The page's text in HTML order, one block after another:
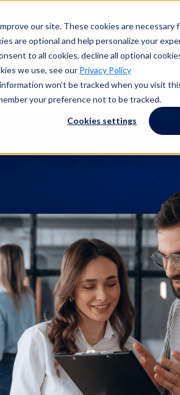
our site. These cookies are
are optional and help personalize your
to all cookies, decline all optional
we use, see our Privacy Policy
won’t be tracked when you visit
your preference not to be tracked.
Cookies settings
el cumplimiento
humanos